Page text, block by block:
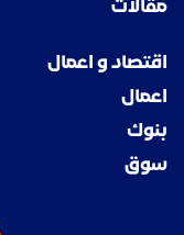
مقالات
اقتصاد و اعمال
اعمال
بنوك
سوق